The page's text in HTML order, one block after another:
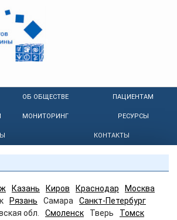
ОБ ОБЩЕСТВЕ ПАЦИЕНТАМ
МОНИТОРИНГ РЕСУРСЫ
КОНТАКТЫ
Казань Киров Краснодар
Москва
Рязань Самара
Санкт-Петербург
обл. Смоленск Тверь
Томск